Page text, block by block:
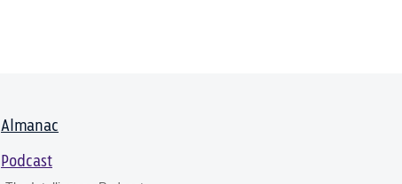
Almanac
Podcast